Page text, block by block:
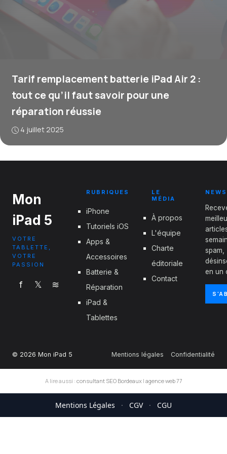
Tarif remplacement batterie iPad Air 2 :
tout ce qu’il faut savoir pour une
réparation réussie
4 juillet 2025
Mon
iPad 5
VOTRE
TABLETTE,
VOTRE
PASSION
f 𝕏 ≋
RUBRIQUES
iPhone
Tutoriels iOS
Apps &
Accessoires
Batterie &
Réparation
iPad &
Tablettes
LE
MÉDIA
À propos
L'équipe
Charte
éditoriale
Contact
spam,
en un
© 2026 Mon iPad 5 Mentions légales Confidentialité
A lire aussi : consultant SEO Bordeaux| agence web 77
Mentions Légales · CGV · CGU